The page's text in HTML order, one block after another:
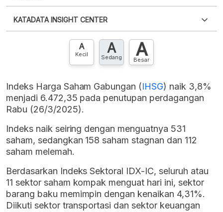
XLS
punya akun?Silakan Daftar sekarang
KATADATA INSIGHT CENTER
Hubungi sekarang »
A
Kecil A
Sedang A
Besar
Indeks Harga Saham Gabungan (IHSG) naik 3,8%
menjadi 6.472,35 pada penutupan perdagangan
Rabu (26/3/2025).
Indeks naik seiring dengan menguatnya 531
saham, sedangkan 158 saham stagnan dan 112
saham melemah.
Berdasarkan Indeks Sektoral IDX-IC, seluruh atau
11 sektor saham kompak menguat hari ini, sektor
barang baku memimpin dengan kenaikan 4,31%.
Diikuti sektor transportasi dan sektor keuangan